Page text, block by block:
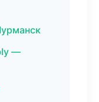
—